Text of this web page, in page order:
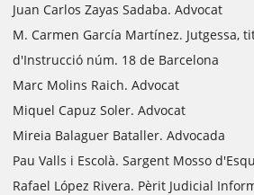
Juan Carlos Zayas Sadaba. Advocat
M. Carmen García Martínez. Jutgessa,
d'Instrucció núm. 18 de Barcelona
Marc Molins Raich. Advocat
Miquel Capuz Soler. Advocat
Mireia Balaguer Bataller. Advocada
Pau Valls i Escolà. Sargent Mosso
Rafael López Rivera. Pèrit Judicial